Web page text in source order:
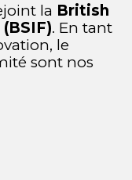
la British
. En tant
le
sont nos